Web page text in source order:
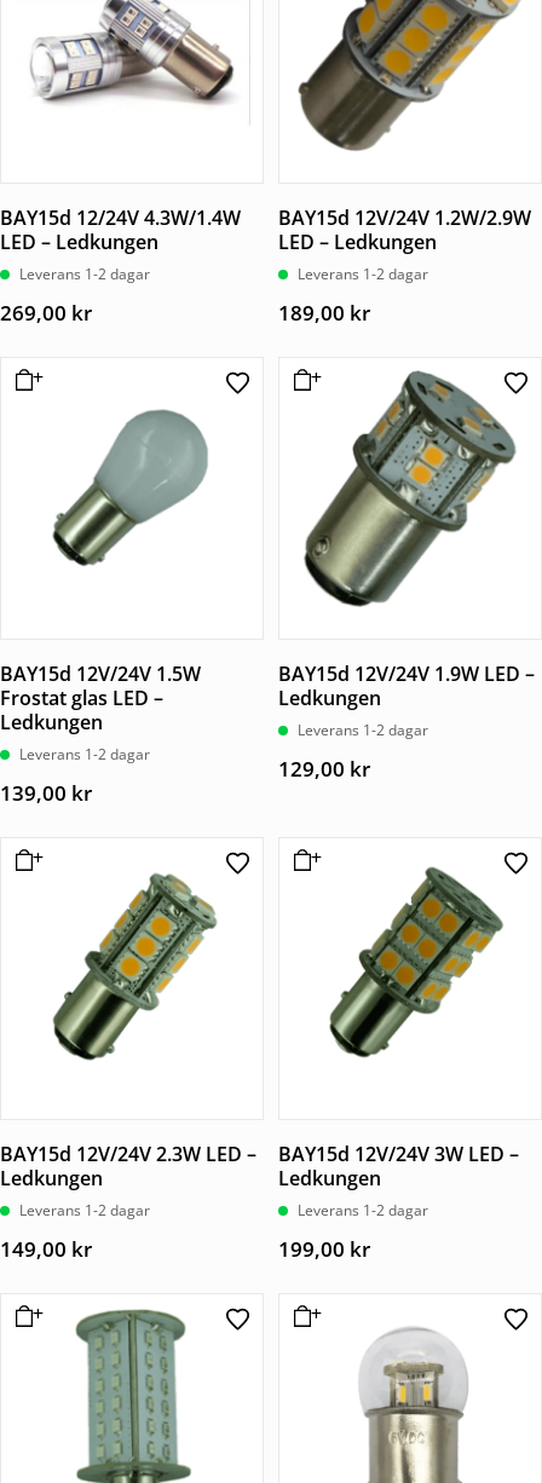
BAY15d 12/24V 4.3W/1.4W
LED – Ledkungen
Leverans 1-2 dagar
269,00 kr
BAY15d 12V/24V 1.2W/2.9W
LED – Ledkungen
Leverans 1-2 dagar
189,00 kr
BAY15d 12V/24V 1.5W
Frostat glas LED –
Ledkungen
Leverans 1-2 dagar
139,00 kr
BAY15d 12V/24V 1.9W LED –
Ledkungen
Leverans 1-2 dagar
129,00 kr
BAY15d 12V/24V 2.3W LED –
Ledkungen
Leverans 1-2 dagar
149,00 kr
BAY15d 12V/24V 3W LED –
Ledkungen
Leverans 1-2 dagar
199,00 kr